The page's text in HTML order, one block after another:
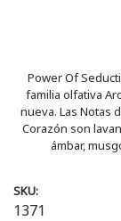
Power Of
familia olfativa
nueva. Las Notas
Corazón son
ámbar,
SKU:
1371